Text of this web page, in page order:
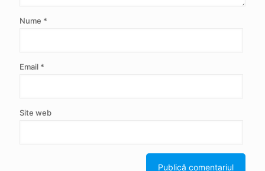
Nume *
Email *
Site web